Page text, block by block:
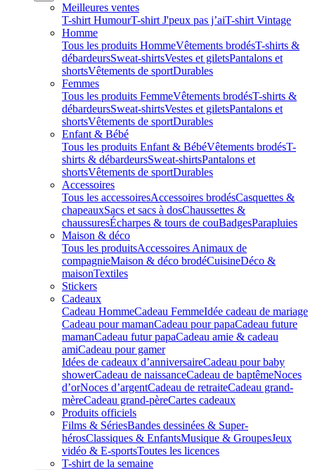
Meilleures ventes
T-shirt HumourT-shirt J'peux pas j’aiT-shirt Vintage
Homme
Tous les produits HommeVêtements brodésT-shirts &
débardeursSweat-shirtsVestes et giletsPantalons et
shortsVêtements de sportDurables
Femmes
Tous les produits FemmeVêtements brodésT-shirts &
débardeursSweat-shirtsVestes et giletsPantalons et
shortsVêtements de sportDurables
Enfant & Bébé
Tous les produits Enfant & BébéVêtements brodésT-
shirts & débardeursSweat-shirtsPantalons et
shortsVêtements de sportDurables
Accessoires
Tous les accessoiresAccessoires brodésCasquettes &
chapeauxSacs et sacs à dosChaussettes &
chaussuresÉcharpes & tours de couBadgesParapluies
Maison & déco
Tous les produitsAccessoires Animaux de
compagnieMaison & déco brodéCuisineDéco &
maisonTextiles
Stickers
Cadeaux
Cadeau HommeCadeau FemmeIdée cadeau de mariage​
Cadeau pour mamanCadeau pour papaCadeau future
mamanCadeau futur papaCadeau amie & cadeau
amiCadeau pour gamer
Idées de cadeaux d’anniversaireCadeau pour baby
showerCadeau de naissanceCadeau de baptêmeNoces
d’orNoces d’argentCadeau de retraiteCadeau grand-
mèreCadeau grand-pèreCartes cadeaux
Produits officiels
Films & SériesBandes dessinées & Super-
hérosClassiques & EnfantsMusique & GroupesJeux
vidéo & E-sportsToutes les licences
T-shirt de la semaine